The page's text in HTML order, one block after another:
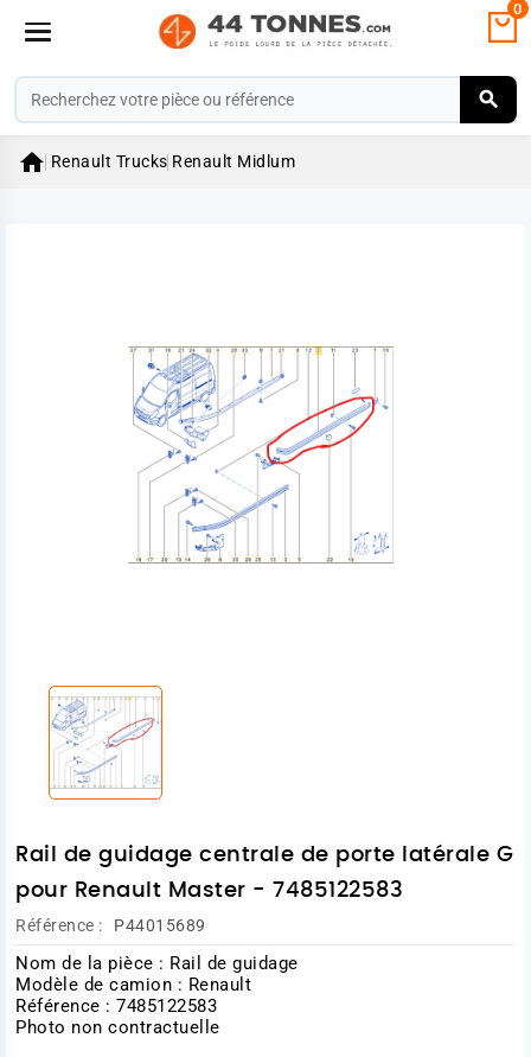
0
 Renault Trucks Renault Midlum
Rail de guidage centrale de porte latérale G
pour Renault Master - 7485122583
Référence : P44015689
Nom de la pièce : Rail de guidage
Modèle de camion : Renault
Référence : 7485122583
Photo non contractuelle